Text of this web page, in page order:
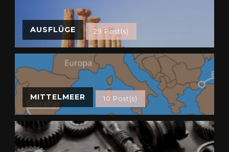
AUSFLÜGE 29 Post(s)
MITTELMEER 10 Post(s)